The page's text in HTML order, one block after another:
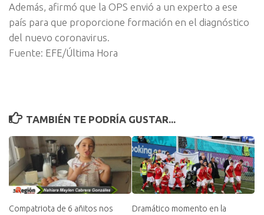
Además, afirmó que la OPS envió a un experto a ese
país para que proporcione formación en el diagnóstico
del nuevo coronavirus.
Fuente: EFE/Última Hora
TAMBIÉN TE PODRÍA GUSTAR...
Compatriota de 6 añitos nos Dramático momento en la